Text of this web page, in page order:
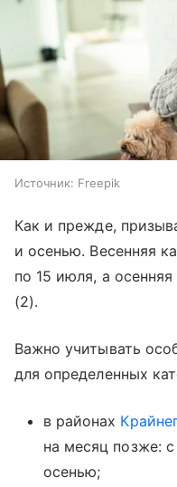
Источник: Freepik
Как и прежде,
и осенью. Весенняя
по 15 июля, а
(2).
Важно учитывать
для определенных
в районах
на месяц позже:
осенью;